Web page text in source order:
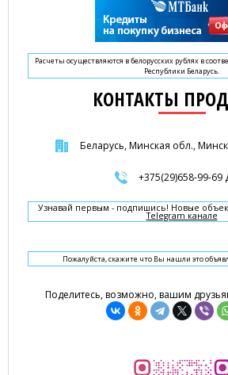
Расчеты осуществляются в белорусских рублях в
Республики Беларусь.
КОНТАКТЫ
Беларусь, Минская обл.,
+375(29)658-99-69
Узнавай первым - подпишись! Новые
Telegram канале
Пожалуйста, скажите что Вы нашли это
Поделитесь, возможно, вашим